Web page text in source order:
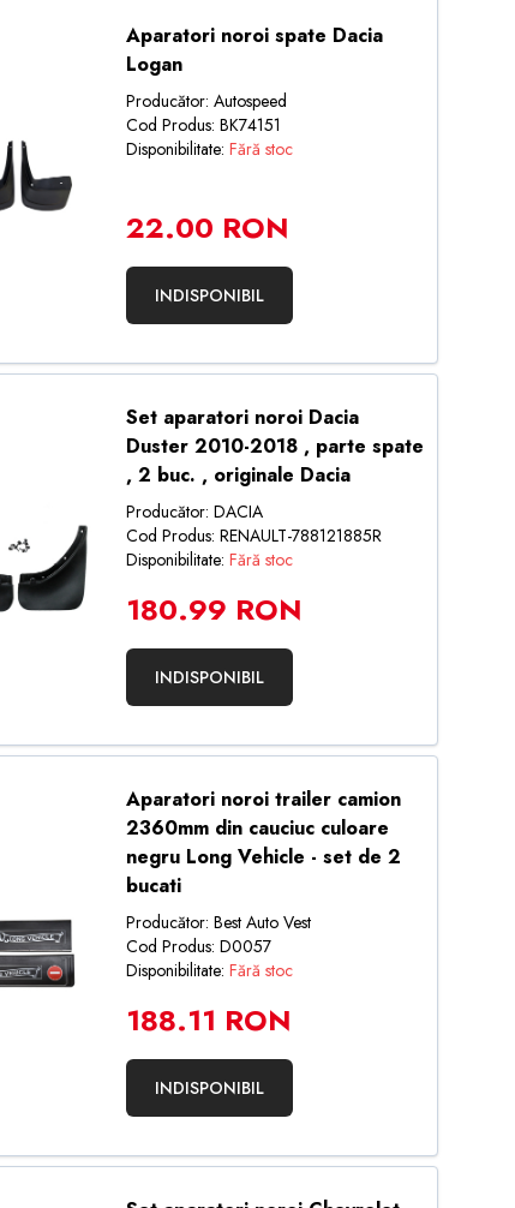
Aparatori noroi spate Dacia
Logan
Producător: Autospeed
Cod Produs: BK74151
Disponibilitate: Fără stoc
22.00 RON
INDISPONIBIL
Set aparatori noroi Dacia
Duster 2010-2018 , parte spate
, 2 buc. , originale Dacia
Producător: DACIA
Cod Produs: RENAULT-788121885R
Disponibilitate: Fără stoc
180.99 RON
INDISPONIBIL
Aparatori noroi trailer camion
2360mm din cauciuc culoare
negru Long Vehicle - set de 2
bucati
Producător: Best Auto Vest
Cod Produs: D0057
Disponibilitate: Fără stoc
188.11 RON
INDISPONIBIL